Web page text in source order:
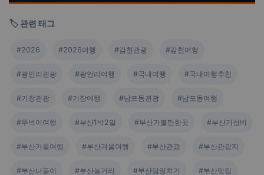
🏷️ 관련 태그
#2026 #2026여행 #감천관광 #감천여행
#광안리관광 #광안리여행 #국내여행 #국내여행추천
#기장관광 #기장여행 #남포동관광 #남포동여행
#뚜벅이여행 #부산1박2일 #부산가볼만한곳 #부산가성비
#부산가을여행 #부산겨울여행 #부산관광 #부산관광지
#부산나들이 #부산놀거리 #부산당일치기 #부산맛집